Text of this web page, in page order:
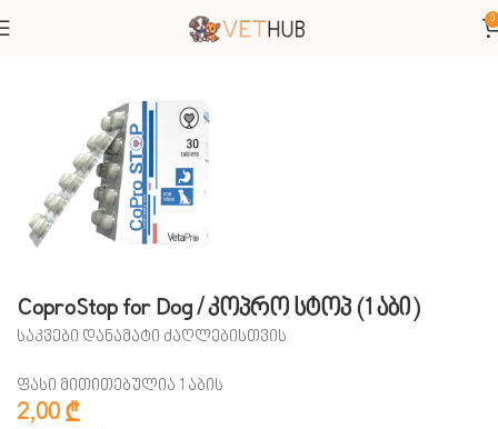
0
CoproStop for Dog / კოპრო სტოპ (1 აბი)
საკვები დანამატი ძაღლებისთვის
ფასი მითითებულია 1 აბის
2,00 ₾